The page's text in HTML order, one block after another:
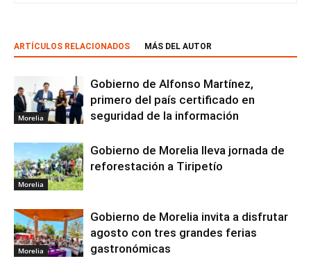
ARTÍCULOS RELACIONADOS MÁS DEL AUTOR
Morelia
Gobierno de Alfonso Martínez,
primero del país certificado en
seguridad de la información
Morelia
Gobierno de Morelia lleva jornada de
reforestación a Tiripetío
Morelia
Gobierno de Morelia invita a disfrutar
agosto con tres grandes ferias
gastronómicas